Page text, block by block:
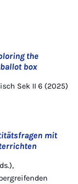
the
box
Sek II 6 (2025)
mit